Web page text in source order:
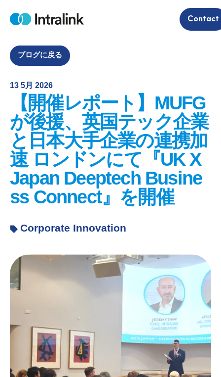
H
e
Contact
ブログに戻る
13 5月 2026
【開催レポート】MUFG
が後援、英国テック企業
と日本大手企業の連携加
速 ロンドンにて『UK X
Japan Deeptech Busine
ss Connect』を開催
Corporate Innovation